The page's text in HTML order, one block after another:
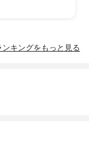
ンキングをもっと見る